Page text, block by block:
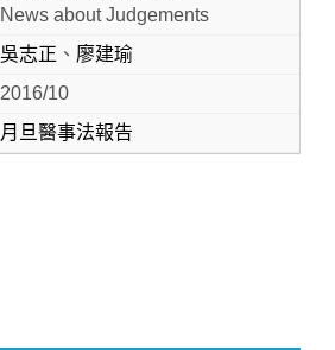
News about Judgements
吳志正 、 廖建瑜
2016/10
月旦醫事法報告